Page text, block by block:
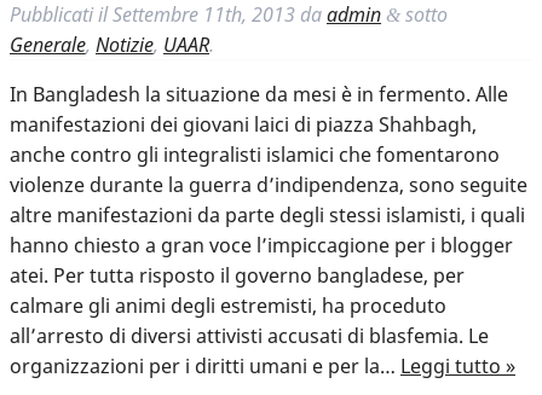
Pubblicati ilSettembre 11th, 2013 daadmin & sotto
Generale, Notizie, UAAR.
In Bangladesh la situazione da mesi è in fermento. Alle
manifestazioni dei giovani laici di piazza Shahbagh,
anche contro gli integralisti islamici che fomentarono
violenze durante la guerra d’indipendenza, sono seguite
altre manifestazioni da parte degli stessi islamisti, i quali
hanno chiesto a gran voce l’impiccagione per i blogger
atei. Per tutta risposto il governo bangladese, per
calmare gli animi degli estremisti, ha proceduto
all’arresto di diversi attivisti accusati di blasfemia. Le
organizzazioni per i diritti umani e per la… Leggi tutto »